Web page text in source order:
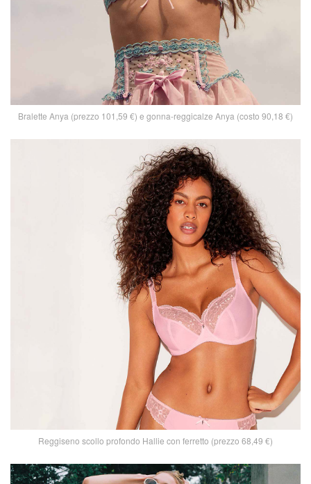
Bralette Anya (prezzo 101,59 €) e gonna-reggicalze Anya (costo 90,18 €)
Reggiseno scollo profondo Hallie con ferretto (prezzo 68,49 €)